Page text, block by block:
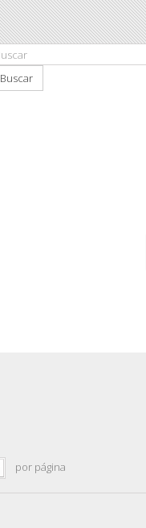
Buscar
por página